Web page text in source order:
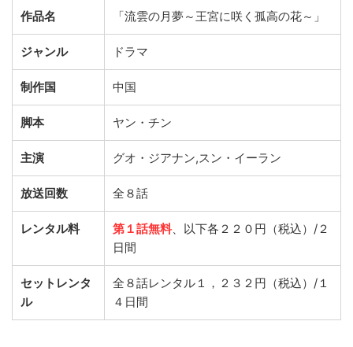
作品名 「流雲の月夢～王宮に咲く孤高の花～」
ジャンル ドラマ
制作国 中国
脚本 ヤン・チン
主演 グオ・ジアナン,スン・イーラン
放送回数 全８話
レンタル料 第１話無料 、以下各２２０円（税込）/２
日間
セットレンタ
ル
全８話レンタル１，２３２円（税込）/１
４日間